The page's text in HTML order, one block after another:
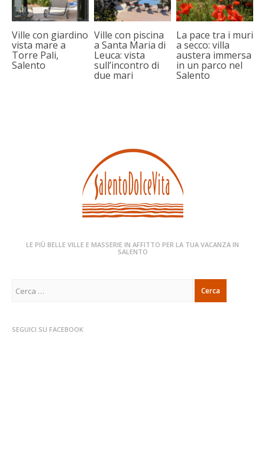
Ville con giardino
vista mare a
Torre Pali,
Salento
Ville con piscina
a Santa Maria di
Leuca: vista
sull’incontro di
due mari
La pace tra i muri
a secco: villa
austera immersa
in un parco nel
Salento
LE PIÙ BELLE VILLE E MASSERIE IN AFFITTO PER LA TUA VACANZA IN
SALENTO
per:
SEGUICI SU FACEBOOK